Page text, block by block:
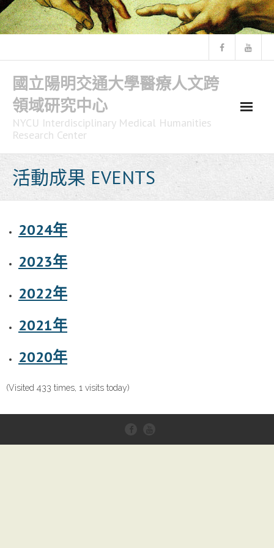
Skip
to
content
國立陽明交通大學醫療人文跨
領域研究中心
NYCU Interdisciplinary Medical Humanities
Research Center
活動成果 EVENTS
2024年
2023年
2022年
2021年
2020年
(Visited 433 times, 1 visits today)